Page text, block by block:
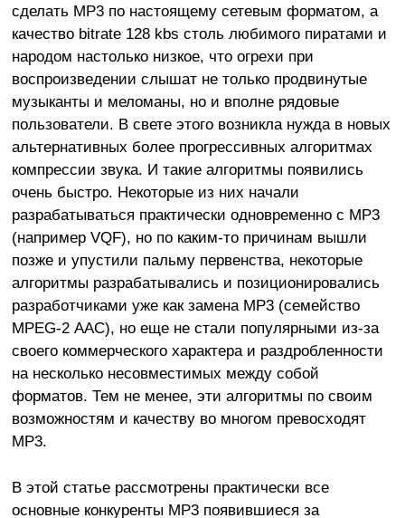
сделать МР3 по настоящему сетевым форматом, а
качество bitrate 128 kbs столь любимого пиратами и
народом настолько низкое, что огрехи при
воспроизведении слышат не только продвинутые
музыканты и меломаны, но и вполне рядовые
пользователи. В свете этого возникла нужда в новых
альтернативных более прогрессивных алгоритмах
компрессии звука. И такие алгоритмы появились
очень быстро. Некоторые из них начали
разрабатываться практически одновременно с МР3
(например VQF), но по каким-то причинам вышли
позже и упустили пальму первенства, некоторые
алгоритмы разрабатывались и позиционировались
разработчиками уже как замена МР3 (семейство
MPEG-2 ААС), но еще не стали популярными из-за
своего коммерческого характера и раздробленности
на несколько несовместимых между собой
форматов. Тем не менее, эти алгоритмы по своим
возможностям и качеству во многом превосходят
MP3.
В этой статье рассмотрены практически все
основные конкуренты МР3 появившиеся за